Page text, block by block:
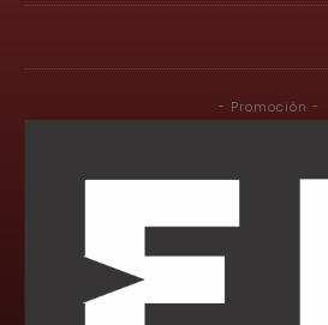
- Promoción -